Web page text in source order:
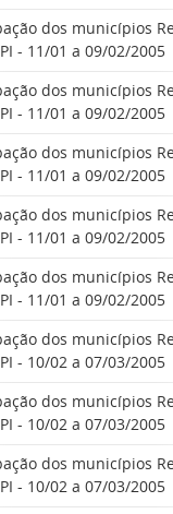
dos municípios
- 11/01 a 09/02/2005
dos municípios
- 11/01 a 09/02/2005
dos municípios
- 11/01 a 09/02/2005
dos municípios
- 11/01 a 09/02/2005
dos municípios
- 11/01 a 09/02/2005
dos municípios
- 10/02 a 07/03/2005
dos municípios
- 10/02 a 07/03/2005
dos municípios
- 10/02 a 07/03/2005